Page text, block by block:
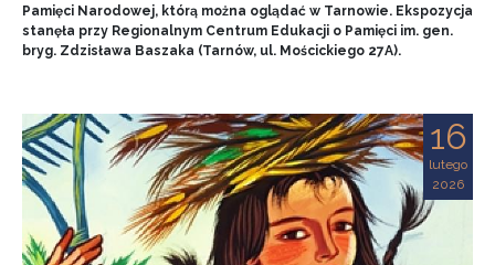
Pamięci Narodowej, którą można oglądać w Tarnowie. Ekspozycja
stanęła przy Regionalnym Centrum Edukacji o Pamięci im. gen.
bryg. Zdzisława Baszaka (Tarnów, ul. Mościckiego 27A).
16
lutego
2026